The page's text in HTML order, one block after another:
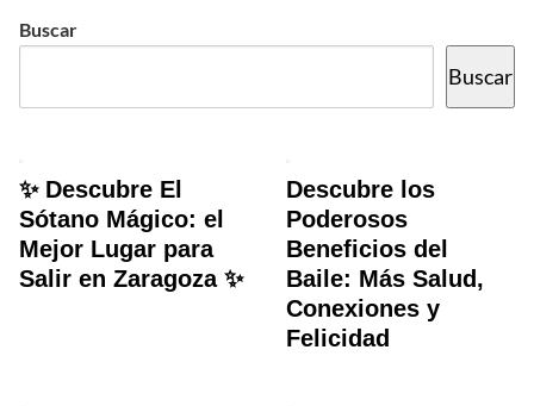
Buscar
Buscar
✨ Descubre El
Sótano Mágico: el
Mejor Lugar para
Salir en Zaragoza ✨
Descubre los
Poderosos
Beneficios del
Baile: Más Salud,
Conexiones y
Felicidad